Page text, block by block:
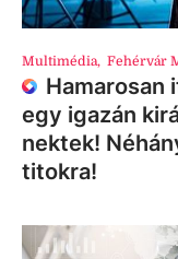
Multimédia, Fehérvár
Hamarosan
egy igazán
nektek!
titokra!